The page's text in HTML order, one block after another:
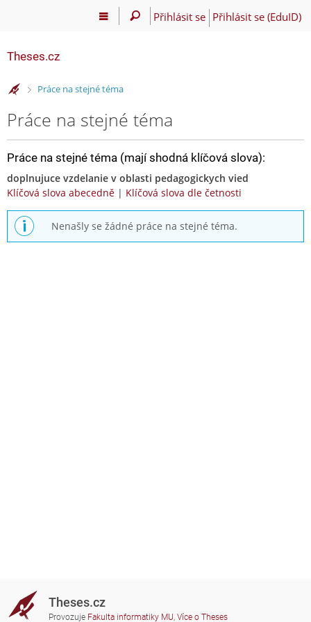
Přihlásit se Přihlásit se (EduID)
Theses.cz
>Práce na stejné téma
Práce na stejné téma
Práce na stejné téma (mají shodná klíčová slova):
doplnujuce vzdelanie v oblasti pedagogickych vied
Klíčová slova abecedně | Klíčová slova dle četnosti
Nenašly se žádné práce na stejné téma.
Theses.cz
Provozuje Fakulta informatiky MU, Více o Theses